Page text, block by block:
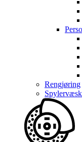
Rengjøring